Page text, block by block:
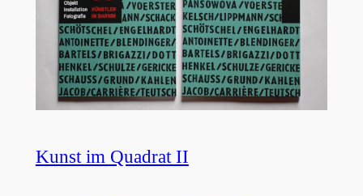
Kunst im Quadrat II